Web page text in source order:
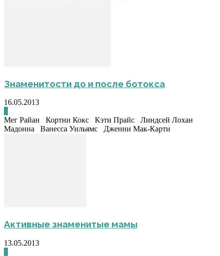
Знаменитости до и после ботокса
16.05.2013
Мег Райан Кортни Кокс Кэти Прайс Линдсей Лохан
Мадонна Ванесса Уильямс Дженни Мак-Карти
Активные знаменитые мамы
13.05.2013